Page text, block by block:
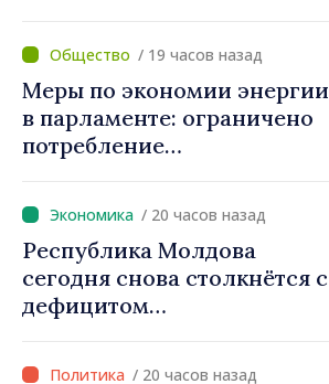
/ 19 часов назад
Меры по экономии энергии
в парламенте: ограничено
потребление
воды
/ 20 часов назад
Республика Молдова
сегодня снова столкнётся с
дефицитом
/ 20 часов назад